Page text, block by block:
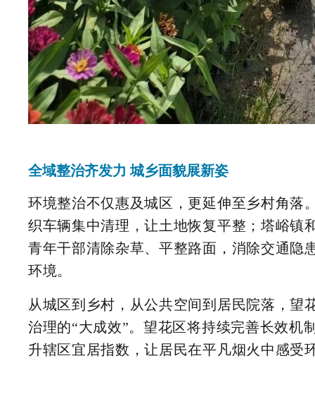
全域整治齐发力 城乡面貌展新姿
环境整治不仅惠及城区，更延伸至乡村角落
织车辆集中清理，让土地恢复平整；塔峪镇
青年干部清除杂草、平整路面，消除交通隐
环境。
从城区到乡村，从公共空间到居民院落，望
治理的“大成效”。望花区将持续完善长效机
升辖区宜居指数，让居民在平凡烟火中感受